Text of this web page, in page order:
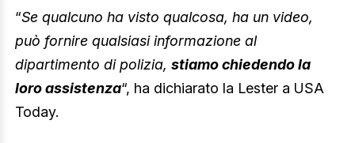
“Se qualcuno ha visto qualcosa, ha un video,
può fornire qualsiasi informazione al
dipartimento di polizia, stiamo chiedendo la
loro assistenza“, ha dichiarato la Lester a USA
Today.